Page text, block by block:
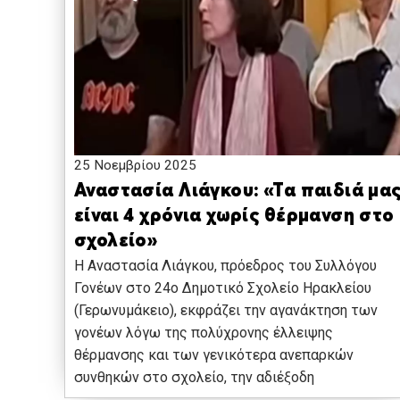
25 Νοεμβρίου 2025
Αναστασία Λιάγκου: «Τα παιδιά
είναι 4 χρόνια χωρίς θέρμανση στο
σχολείο»
Η Αναστασία Λιάγκου, πρόεδρος του Συλλόγου
Γονέων στο 24ο Δημοτικό Σχολείο Ηρακλείου
(Γερωνυμάκειο), εκφράζει την αγανάκτηση των
γονέων λόγω της πολύχρονης έλλειψης
θέρμανσης και των γενικότερα ανεπαρκών
συνθηκών στο σχολείο, την αδιέξοδη